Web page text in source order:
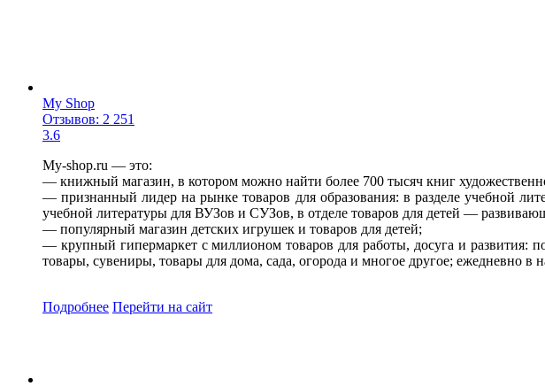
My Shop
Отзывов: 2 251
3.6
My-shop.ru — это:
— книжный магазин, в котором можно найти более 700 тысяч книг
— признанный лидер на рынке товаров для образования: в разделе учебной
учебной литературы для ВУЗов и СУЗов, в отделе товаров для детей —
— популярный магазин детских игрушек и товаров для детей;
— крупный гипермаркет с миллионом товаров для работы, досуга и развития:
товары, сувениры, товары для дома, сада, огорода и многое другое; ежедневно
Подробнее Перейти на сайт